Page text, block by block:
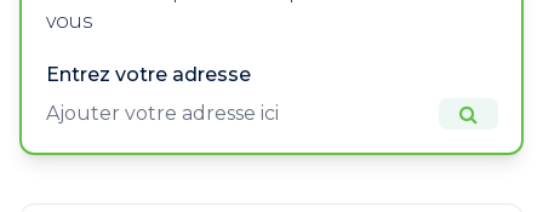
vous
Entrez votre adresse